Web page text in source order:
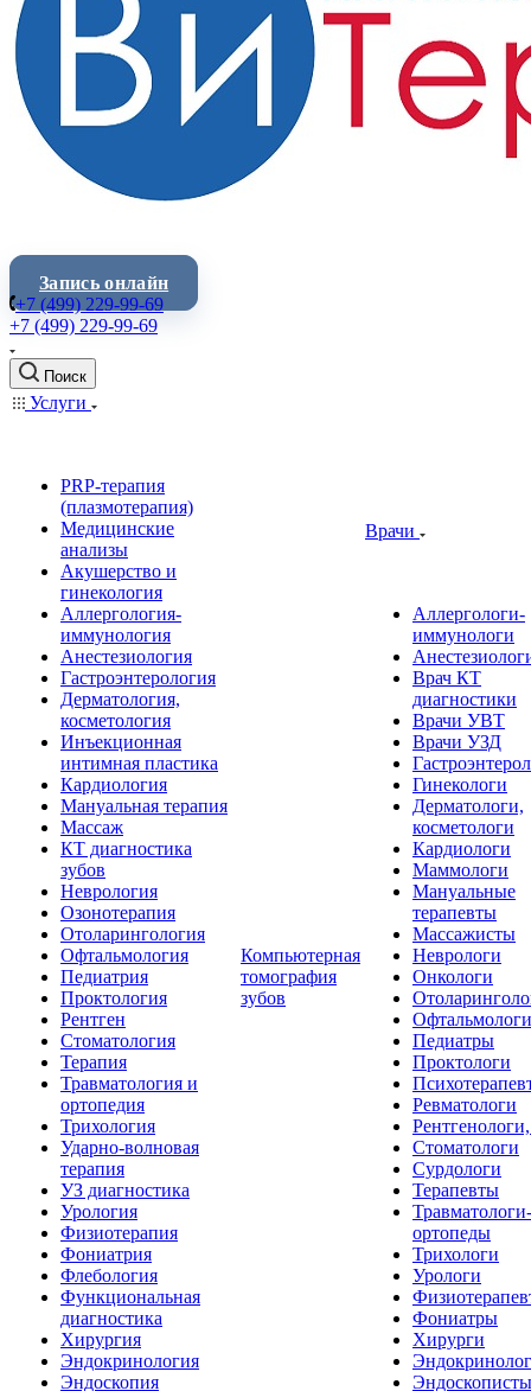
Запись онлайн
+7 (499) 229-99-69
+7 (499) 229-99-69
Поиск
Услуги
PRP-терапия
(плазмотерапия)
Медицинские
анализы
Акушерство и
гинекология
Аллергология-
иммунология
Анестезиология
Гастроэнтерология
Дерматология,
косметология
Инъекционная
интимная пластика
Кардиология
Мануальная терапия
Массаж
КТ диагностика
зубов
Неврология
Озонотерапия
Отоларингология
Офтальмология
Педиатрия
Проктология
Рентген
Стоматология
Терапия
Травматология и
ортопедия
Трихология
Ударно-волновая
терапия
УЗ диагностика
Урология
Физиотерапия
Фониатрия
Флебология
Функциональная
диагностика
Хирургия
Эндокринология
Эндоскопия
Компьютерная
томография
зубов
Врачи
Аллергологи-
иммунологи
Врач КТ
диагностики
Врачи УВТ
Врачи УЗД
Гинекологи
Дерматологи,
косметологи
Кардиологи
Маммологи
Мануальные
терапевты
Массажисты
Неврологи
Онкологи
Офтальмологи
Педиатры
Проктологи
Ревматологи
Стоматологи
Сурдологи
Терапевты
Травматологи-
ортопеды
Трихологи
Урологи
Фониатры
Хирурги
Эндоскописты